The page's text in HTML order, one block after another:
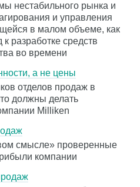
нестабильного рынка и
и управления
в малом объеме, как
разработке средств
во времени
а не цены
отделов продаж в
должны делать
Milliken
смысле» проверенные
компании